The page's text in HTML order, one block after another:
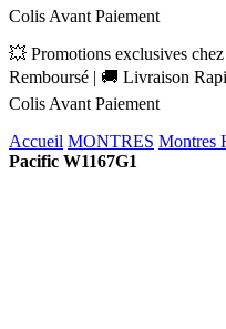
Colis Avant Paiement
💥 Promotions exclusives
Remboursé | 🚚 Livraison
Colis Avant Paiement
Accueil MONTRES Montres
Pacific W1167G1